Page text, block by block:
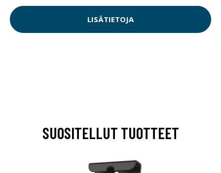
LISÄTIETOJA
SUOSITELLUT TUOTTEET